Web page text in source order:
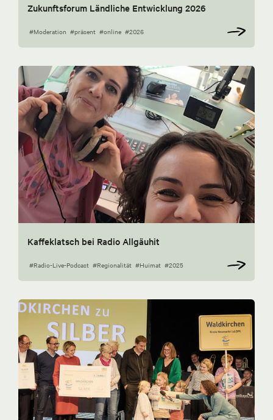
Zukunftsforum Ländliche Entwicklung 2026
#Moderation #präsent #online #2026
Kaffeklatsch bei Radio Allgäuhit
#Radio-Live-Podcast #Regionalität #Huimat #2025